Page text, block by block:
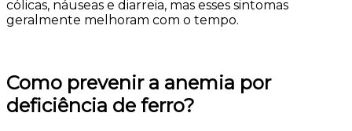
cólicas, náuseas e diarreia, mas esses sintomas
geralmente melhoram com o tempo.
Como prevenir a anemia por
deficiência de ferro?